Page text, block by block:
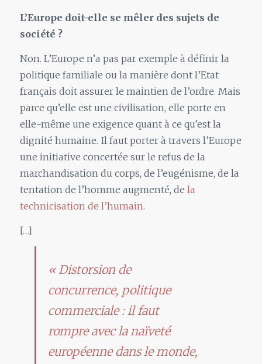
L’Europe doit-elle se mêler des sujets de
société ?
Non. L’Europe n’a pas par exemple à définir la
politique familiale ou la manière dont l’Etat
français doit assurer le maintien de l’ordre. Mais
parce qu’elle est une civilisation, elle porte en
elle-même une exigence quant à ce qu’est la
dignité humaine. Il faut porter à travers l’Europe
une initiative concertée sur le refus de la
marchandisation du corps, de l’eugénisme, de la
tentation de l’homme augmenté, de la
technicisation de l’humain.
[…]
« Distorsion de
concurrence, politique
commerciale : il faut
rompre avec la naïveté
européenne dans le monde,